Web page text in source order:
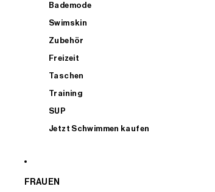
Bademode
Swimskin
Zubehör
Freizeit
Taschen
Training
SUP
Jetzt Schwimmen kaufen
FRAUEN